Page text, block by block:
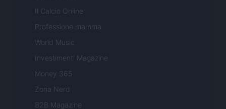
Il Calcio Online
Professione mamma
World Music
Investimenti Magazine
Money 365
Zona Nerd
B2B Magazine